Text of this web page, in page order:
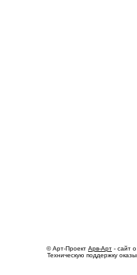
© Арт-Проект Арв-Арт - сайт
Техническую поддержку